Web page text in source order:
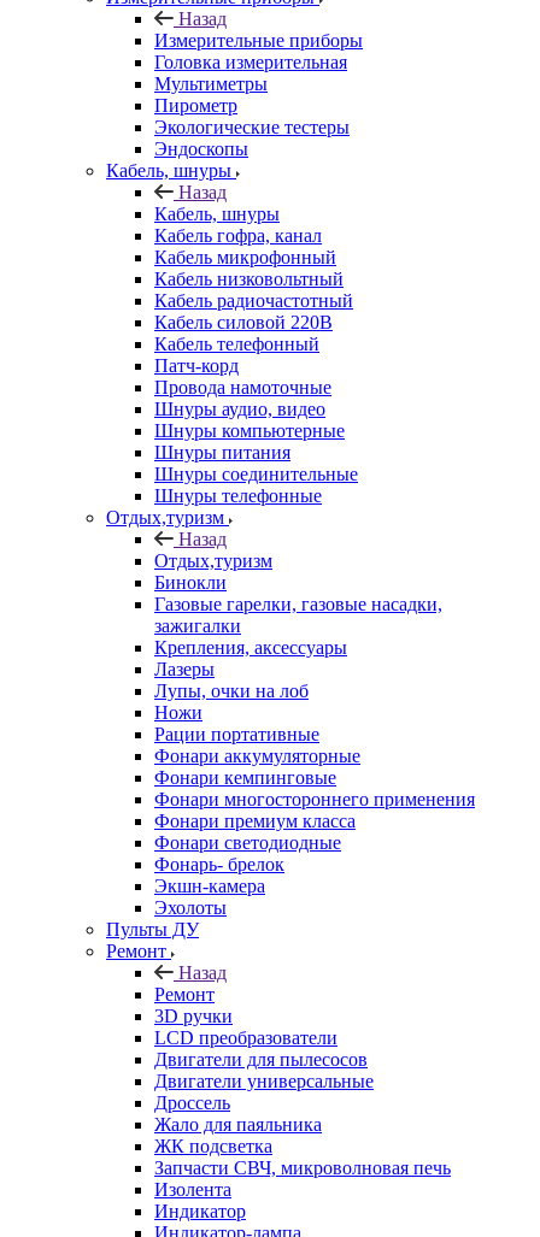
Назад
Измерительные приборы
Головка измерительная
Мультиметры
Пирометр
Экологические тестеры
Эндоскопы
Кабель, шнуры
Назад
Кабель, шнуры
Кабель гофра, канал
Кабель микрофонный
Кабель низковольтный
Кабель радиочастотный
Кабель силовой 220В
Кабель телефонный
Патч-корд
Провода намоточные
Шнуры аудио, видео
Шнуры компьютерные
Шнуры питания
Шнуры соединительные
Шнуры телефонные
Отдых,туризм
Назад
Отдых,туризм
Бинокли
Газовые гарелки, газовые насадки,
зажигалки
Крепления, аксессуары
Лазеры
Лупы, очки на лоб
Ножи
Рации портативные
Фонари аккумуляторные
Фонари кемпинговые
Фонари многостороннего применения
Фонари премиум класса
Фонари светодиодные
Фонарь- брелок
Экшн-камера
Эхолоты
Пульты ДУ
Ремонт
Назад
Ремонт
3D ручки
LCD преобразователи
Двигатели для пылесосов
Двигатели универсальные
Дроссель
Жало для паяльника
ЖК подсветка
Запчасти СВЧ, микроволновая печь
Изолента
Индикатор
Индикатор-лампа